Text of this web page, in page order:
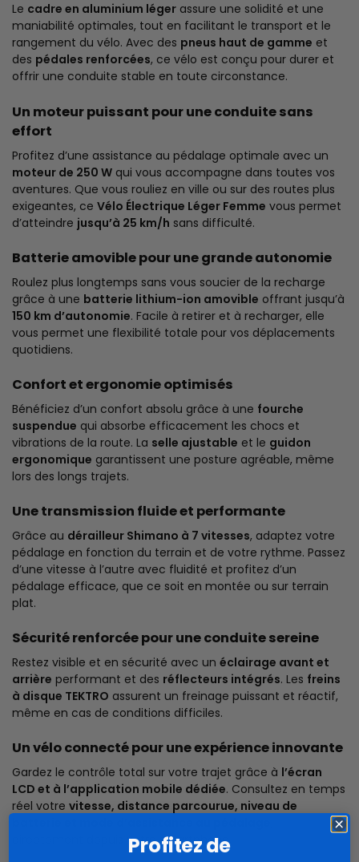
Le cadre en aluminium léger assure une solidité et une
maniabilité optimales, tout en facilitant le transport et le
rangement du vélo. Avec des pneus haut de gamme et
des pédales renforcées, ce vélo est conçu pour durer et
offrir une conduite stable en toute circonstance.
Un moteur puissant pour une conduite sans
effort
Profitez d’une assistance au pédalage optimale avec un
moteur de 250 W qui vous accompagne dans toutes vos
aventures. Que vous rouliez en ville ou sur des routes plus
exigeantes, ce Vélo Électrique Léger Femme vous permet
d’atteindre jusqu’à 25 km/h sans difficulté.
Batterie amovible pour une grande autonomie
Roulez plus longtemps sans vous soucier de la recharge
grâce à une batterie lithium-ion amovible offrant jusqu’à
150 km d’autonomie. Facile à retirer et à recharger, elle
vous permet une flexibilité totale pour vos déplacements
quotidiens.
Confort et ergonomie optimisés
Bénéficiez d’un confort absolu grâce à une fourche
suspendue qui absorbe efficacement les chocs et
vibrations de la route. La selle ajustable et le guidon
ergonomique garantissent une posture agréable, même
lors des longs trajets.
Une transmission fluide et performante
Grâce au dérailleur Shimano à 7 vitesses, adaptez votre
pédalage en fonction du terrain et de votre rythme. Passez
d’une vitesse à l’autre avec fluidité et profitez d’un
pédalage efficace, que ce soit en montée ou sur terrain
plat.
Sécurité renforcée pour une conduite sereine
Restez visible et en sécurité avec un éclairage avant et
arrière performant et des réflecteurs intégrés. Les freins
à disque TEKTRO assurent un freinage puissant et réactif,
même en cas de conditions difficiles.
Un vélo connecté pour une expérience innovante
Gardez le contrôle total sur votre trajet grâce à l’écran
LCD et à l’application mobile dédiée. Consultez en temps
réel votre vitesse, distance parcourue, niveau de
directement depuis votre smartphone.
Profitez de